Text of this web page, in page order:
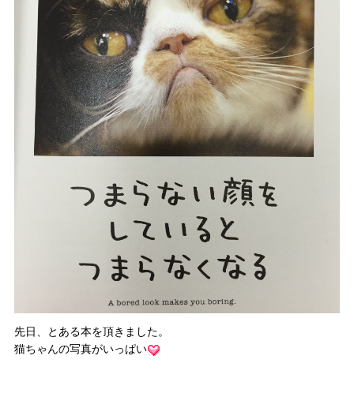
先日、とある本を頂きました。
猫ちゃんの写真がいっぱい